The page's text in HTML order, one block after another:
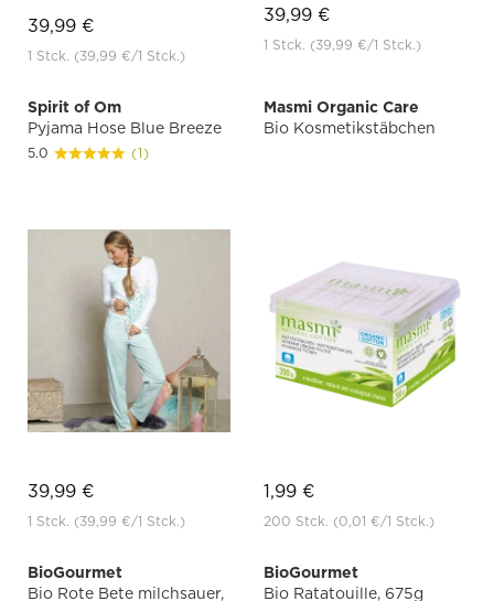
39,99 €
1 Stck. (39,99 €/1 Stck.)
39,99 €
1 Stck. (39,99 €/1 Stck.)
Spirit of Om
Pyjama Hose Blue Breeze
5.0 (1)
39,99 €
1 Stck. (39,99 €/1 Stck.)
Masmi Organic Care
Bio Kosmetikstäbchen
1,99 €
200 Stck. (0,01 €/1 Stck.)
BioGourmet
Bio Rote Bete milchsauer,
BioGourmet
Bio Ratatouille, 675g